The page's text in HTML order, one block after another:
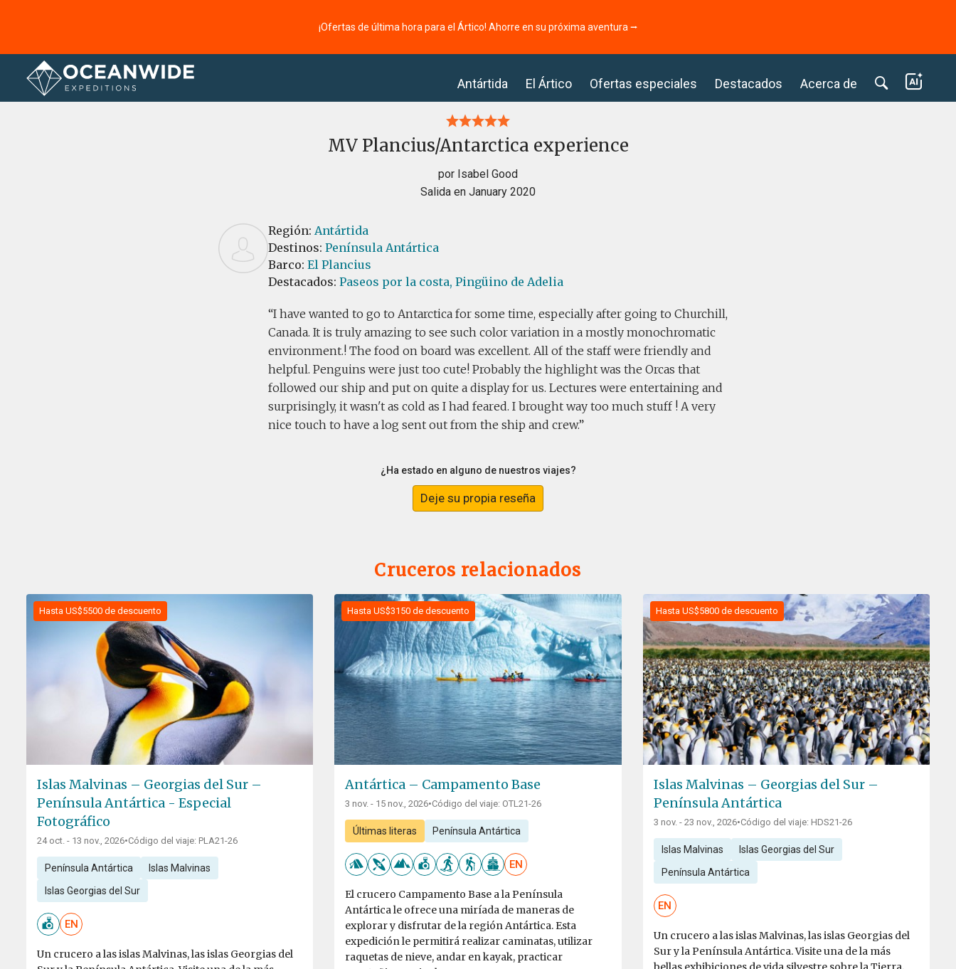
¡Ofertas de última hora para el Ártico! Ahorre en su próxima aventura ⭢
Antártida El Ártico Ofertas especiales Destacados Acerca de
Página principal Reseñas
MV Plancius/Antarctica experience
por Isabel Good
Salida en January 2020
Región: Antártida
Destinos: Península Antártica
Barco: El Plancius
Destacados: Paseos por la costa, Pingüino de Adelia
I have wanted to go to Antarctica for some time, especially after going to Churchill,
Canada. It is truly amazing to see such color variation in a mostly monochromatic
environment.! The food on board was excellent. All of the staff were friendly and
helpful. Penguins were just too cute! Probably the highlight was the Orcas that
followed our ship and put on quite a display for us. Lectures were entertaining and
surprisingly, it wasn't as cold as I had feared. I brought way too much stuff ! A very
nice touch to have a log sent out from the ship and crew.
¿Ha estado en alguno de nuestros viajes?
Deje su propia reseña
Cruceros relacionados
Hasta US$5500 de descuento
Islas Malvinas – Georgias del Sur –
Península Antártica - Especial
Fotográfico
24 oct. - 13 nov., 2026•Código del viaje: PLA21-26
Península Antártica Islas Malvinas
Islas Georgias del Sur
EN
Un crucero a las islas Malvinas, las islas Georgias del
Hasta US$3150 de descuento
Antártica – Campamento Base
3 nov. - 15 nov., 2026•Código del viaje: OTL21-26
Últimas literas Península Antártica
EN
El crucero Campamento Base a la Península
Antártica le ofrece una miríada de maneras de
explorar y disfrutar de la región Antártica. Esta
expedición le permitirá realizar caminatas, utilizar
raquetas de nieve, andar en kayak, practicar
Hasta US$5800 de descuento
Islas Malvinas – Georgias del Sur –
Península Antártica
3 nov. - 23 nov., 2026•Código del viaje: HDS21-26
Islas Malvinas Islas Georgias del Sur
Península Antártica
EN
Un crucero a las islas Malvinas, las islas Georgias del
Sur y la Península Antártica. Visite una de la más